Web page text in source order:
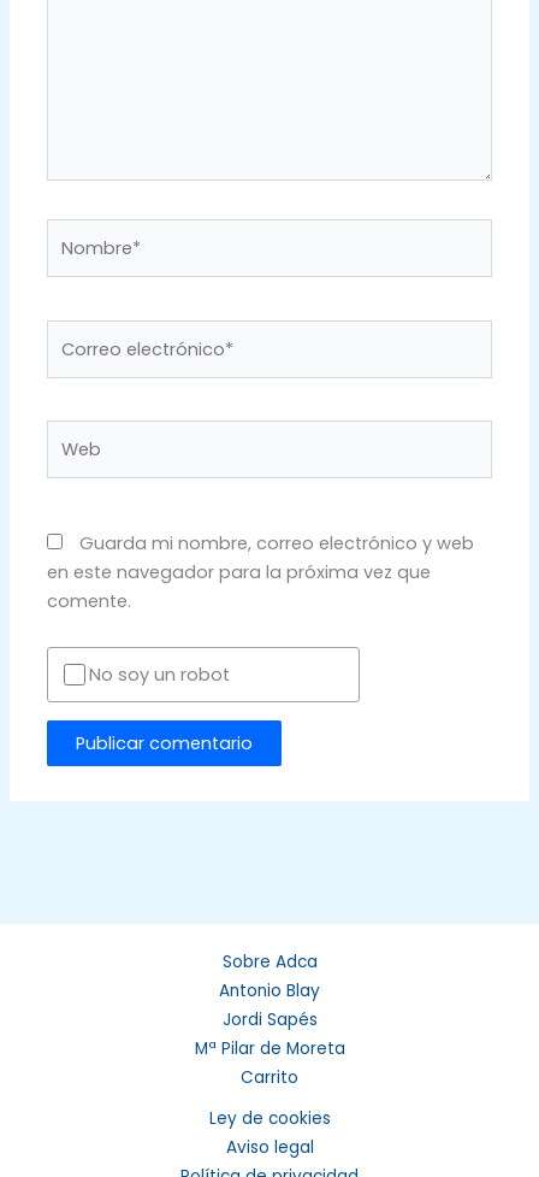
electrónico*
Guarda mi nombre, correo electrónico y web
en este navegador para la próxima vez que
comente.
No soy un robot
Sobre Adca
Antonio Blay
Jordi Sapés
Mª Pilar de Moreta
Carrito
Ley de cookies
Aviso legal